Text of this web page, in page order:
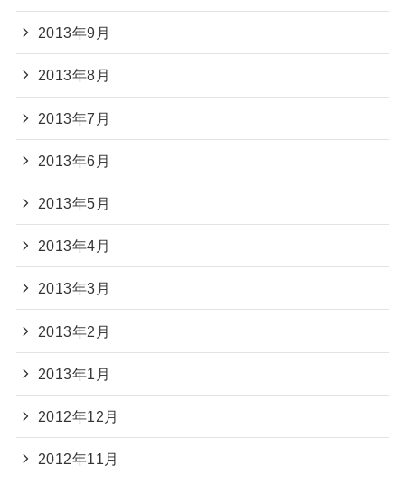
2013年9月
2013年8月
2013年7月
2013年6月
2013年5月
2013年4月
2013年3月
2013年2月
2013年1月
2012年12月
2012年11月